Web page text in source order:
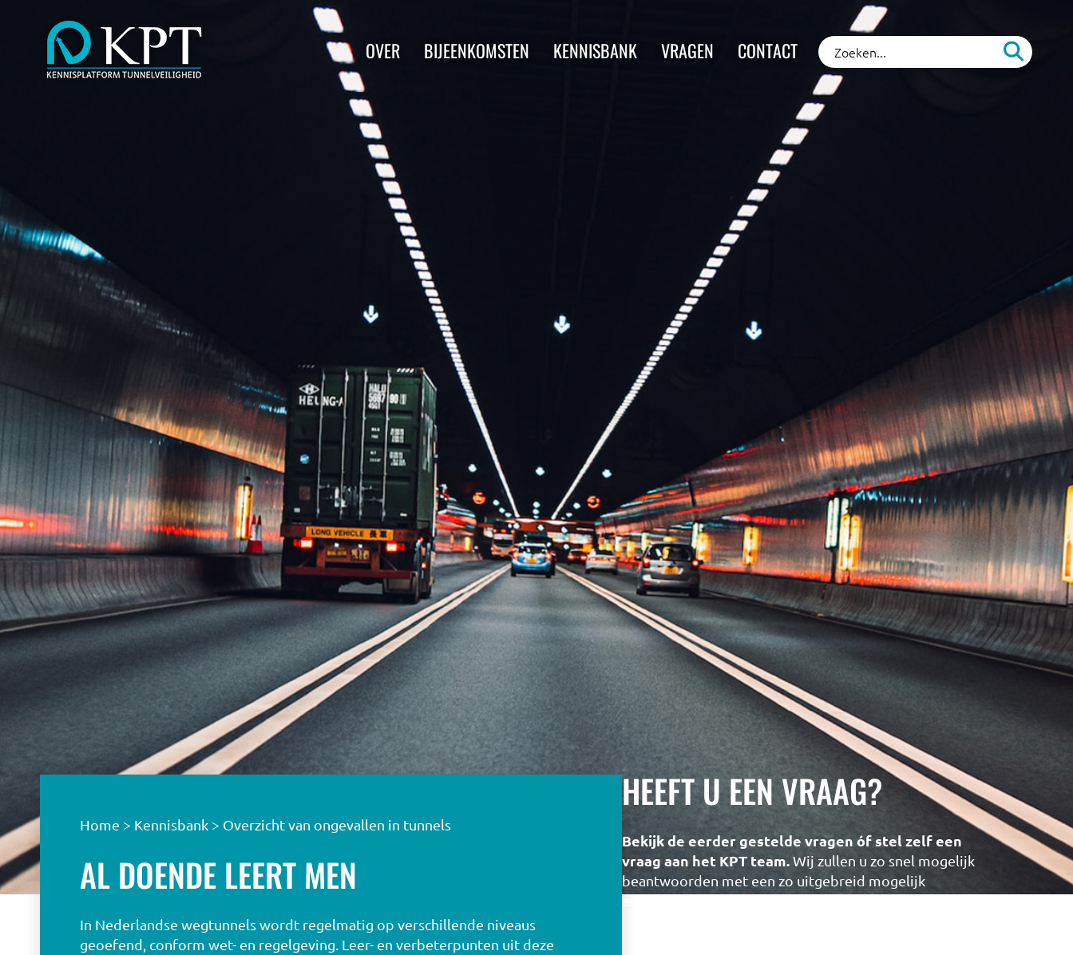
OVER BIJEENKOMSTEN KENNISBANK VRAGEN CONTACT
Home > Kennisbank > Overzicht van ongevallen in tunnels
AL DOENDE LEERT MEN
In Nederlandse wegtunnels wordt regelmatig op verschillende niveaus
geoefend, conform wet- en regelgeving. Leer- en verbeterpunten uit deze
HEEFT U EEN VRAAG?
Bekijk de eerder gestelde vragen óf stel zelf een
vraag aan het KPT team.Wij zullen u zo snel mogelijk
beantwoorden met een zo uitgebreid mogelijk